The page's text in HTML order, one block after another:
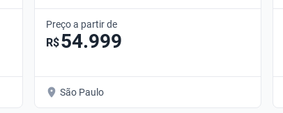
Automático
Preço a partir de
R$54.999
São Paulo